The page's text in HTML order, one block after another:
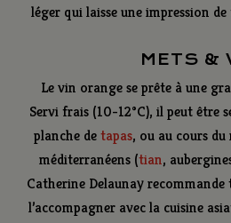
léger qui laisse une impression
METS &
Le vin orange se prête à une
Servi frais (10-12°C), il peut être
planche detapas, ou au cours du
méditerranéens (tian,
Catherine Delaunay
l’accompagner avec la cuisine